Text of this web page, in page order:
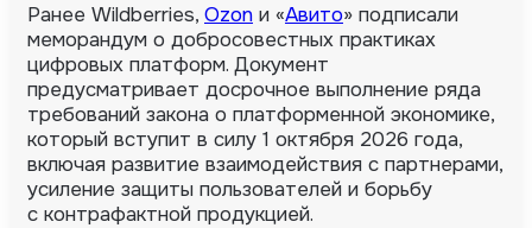
Ранее Wildberries, Ozon и «Авито» подписали
меморандум о добросовестных практиках
цифровых платформ. Документ
предусматривает досрочное выполнение ряда
требований закона о платформенной экономике,
который вступит в силу 1 октября 2026 года,
включая развитие взаимодействия с партнерами,
усиление защиты пользователей и борьбу
с контрафактной продукцией.